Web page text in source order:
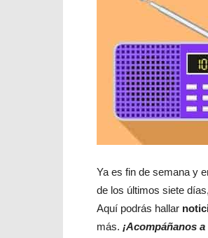
Ya es fin de semana y
de los últimos siete
Aquí podrás hallar
más. ¡Acompáñanos